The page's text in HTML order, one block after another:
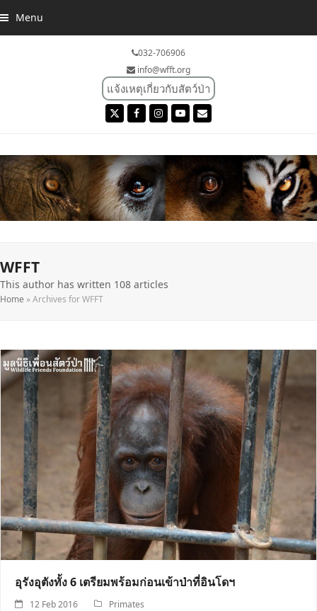
Menu
032-706906
info@wfft.org
แจ้งเหตุเกี่ยวกับสัตว์ป่า
TwitterFacebookInstagram
YouTube
Email
WFFT
This author has written 108 articles
Home »Archives for WFFT
อุรังอุตังทั้ง 6 เตรียมพร้อมก่อนเข้าป่าที่อินโดฯ
12 Feb 2016 Primates